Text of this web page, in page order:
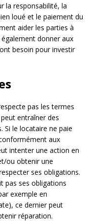
la responsabilité, la
loué et le paiement du
aider les parties à
donner aux
besoin pour investir
pas les termes
entraîner des
Si le locataire ne paie
aux
intenter une action en
ou obtenir une
ses obligations.
pas ses obligations
exemple en
ce dernier peut
réparation.